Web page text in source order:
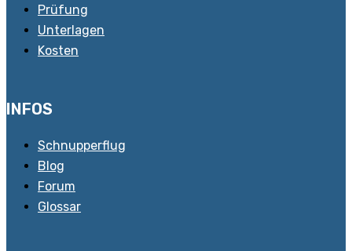
Prüfung
Unterlagen
Kosten
INFOS
Schnupperflug
Blog
Forum
Glossar